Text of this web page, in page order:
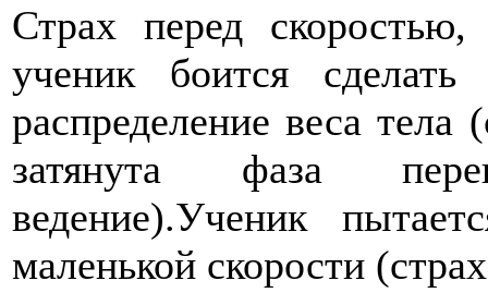
Страх перед
ученик боится сделать
распределение веса
затянута фаза
ведение).Ученик
маленькой скорости